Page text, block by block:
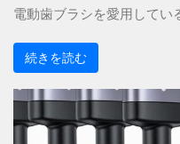
電動歯ブラシを愛用してい
続きを読む